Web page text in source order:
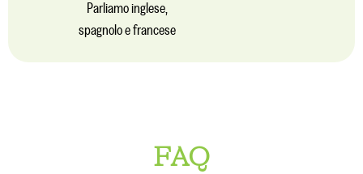
Parliamo inglese,
spagnolo e francese
FAQ